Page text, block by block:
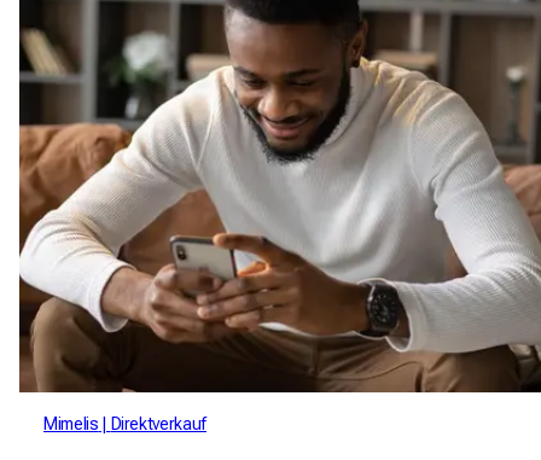
Mimelis Direktverkauf